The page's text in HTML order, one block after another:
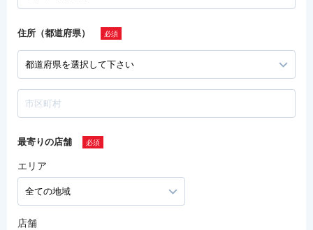
住所（都道府県）
最寄りの店舗
エリア
店舗